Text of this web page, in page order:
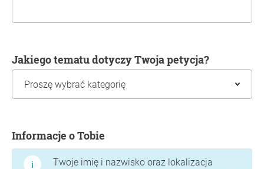
Jakiego tematu dotyczy Twoja petycja?
Informacje o Tobie
Twoje imię i nazwisko oraz lokalizacja